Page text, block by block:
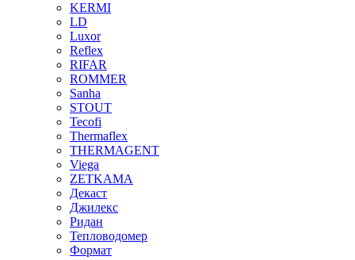
KERMI
LD
Luxor
Reflex
RIFAR
ROMMER
Sanha
STOUT
Tecofi
Thermaflex
THERMAGENT
Viega
ZETKAMA
Декаст
Джилекс
Ридан
Тепловодомер
Формат